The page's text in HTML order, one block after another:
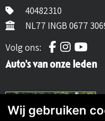
40482310
NL77 INGB 0677
Volg ons:
Volg ons op
Volg
Auto's van onze leden
Wij gebruiken